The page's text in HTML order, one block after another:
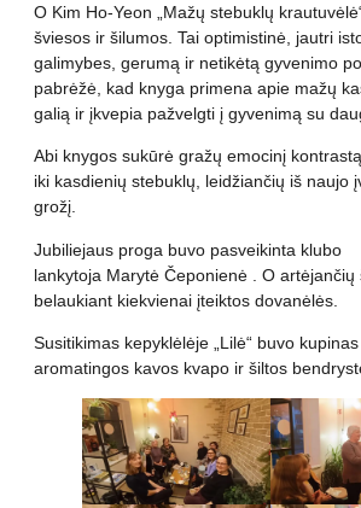
O Kim Ho-Yeon „Mažų stebuklų
šviesos ir šilumos. Tai optimistinė, jautri
galimybes, gerumą ir netikėtą gyvenimo
pabrėžė, kad knyga primena apie mažų
galią ir įkvepia pažvelgti į gyvenimą su
Abi knygos sukūrė gražų emocinį
iki kasdienių stebuklų, leidžiančių iš naujo
grožį.
Jubiliejaus proga buvo pasveikinta klubo
lankytoja Marytė Čeponienė . O artėjančių
belaukiant kiekvienai įteiktos dovanėlės.
Susitikimas kepyklėlėje „Lilė“ buvo
aromatingos kavos kvapo ir šiltos